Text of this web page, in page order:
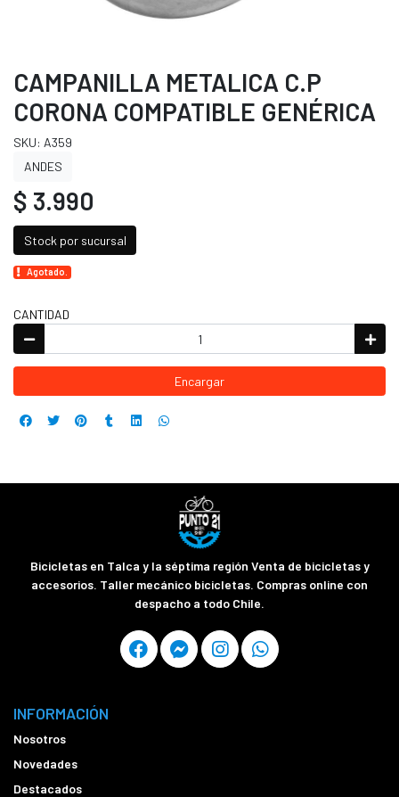
CAMPANILLA METALICA C.P
CORONA COMPATIBLE GENÉRICA
SKU: A359
ANDES
$ 3.990
Stock por sucursal
Agotado.
CANTIDAD
Encargar
Bicicletas en Talca y la séptima región Venta de bicicletas y
accesorios. Taller mecánico bicicletas. Compras online con
despacho a todo Chile.
INFORMACIÓN
Nosotros
Novedades
Destacados